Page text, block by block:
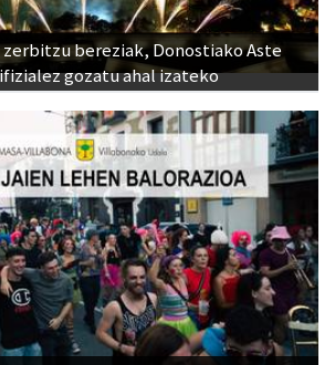
bereziak, Donostiako Aste
gozatu ahal izateko